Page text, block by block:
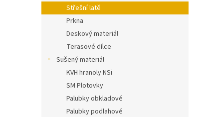
n
e
Střešní latě
Prkna
Deskový materiál
Terasové dílce
Sušený materiál
KVH hranoly NSi
SM Plotovky
Palubky obkladové
Palubky podlahové